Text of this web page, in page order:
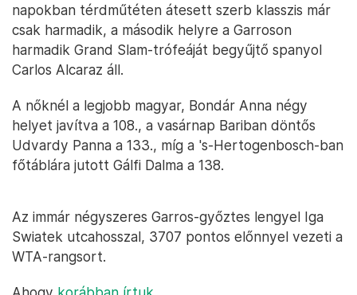
napokban térdműtéten átesett szerb klasszis már
csak harmadik, a második helyre a Garroson
harmadik Grand Slam-trófeáját begyűjtő spanyol
Carlos Alcaraz áll.
A nőknél a legjobb magyar, Bondár Anna négy
helyet javítva a 108., a vasárnap Bariban döntős
Udvardy Panna a 133., míg a 's-Hertogenbosch-ban
főtáblára jutott Gálfi Dalma a 138.
Az immár négyszeres Garros-győztes lengyel Iga
Swiatek utcahosszal, 3707 pontos előnnyel vezeti a
WTA-rangsort.